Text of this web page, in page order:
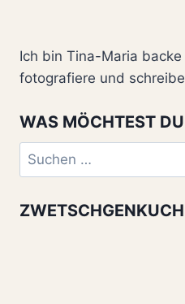
Ich bin Tina-Maria
fotografiere und
WAS MÖCHTEST
Suchen
nach: